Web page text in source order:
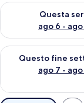
Questa
ago 6 - ago
Verifica la
Questo fine
ago 7 - ago
Verifica la